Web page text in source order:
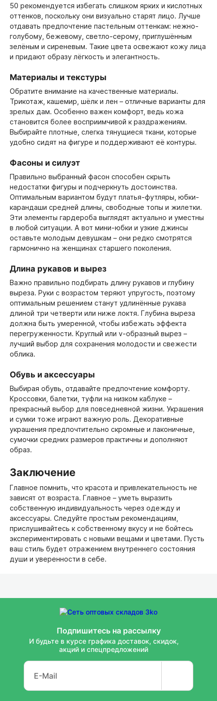
50 рекомендуется избегать слишком ярких и кислотных
оттенков, поскольку они визуально старят лицо. Лучше
отдавать предпочтение пастельным оттенкам: нежно-
голубому, бежевому, светло-серому, приглушённым
зелёным и сиреневым. Такие цвета освежают кожу лица
и придают образу лёгкость и элегантность.
Материалы и текстуры
Обратите внимание на качественные материалы.
Трикотаж, кашемир, шёлк и лен – отличные варианты для
зрелых дам. Особенно важен комфорт, ведь кожа
становится более восприимчивой к раздражениям.
Выбирайте плотные, слегка тянущиеся ткани, которые
удобно сидят на фигуре и поддерживают её контуры.
Фасоны и силуэт
Правильно выбранный фасон способен скрыть
недостатки фигуры и подчеркнуть достоинства.
Оптимальным вариантом будут платья-футляры, юбки-
карандаши средней длины, свободные топы и жилетки.
Эти элементы гардероба выглядят актуально и уместны
в любой ситуации. А вот мини-юбки и узкие джинсы
оставьте молодым девушкам – они редко смотрятся
гармонично на женщинах старшего поколения.
Длина рукавов и вырез
Важно правильно подбирать длину рукавов и глубину
выреза. Руки с возрастом теряют упругость, поэтому
оптимальным решением станут удлинённые рукава
длиной три четверти или ниже локтя. Глубина выреза
должна быть умеренной, чтобы избежать эффекта
перегруженности. Круглый или v-образный вырез –
лучший выбор для сохранения молодости и свежести
облика.
Обувь и аксессуары
Выбирая обувь, отдавайте предпочтение комфорту.
Кроссовки, балетки, туфли на низком каблуке –
прекрасный выбор для повседневной жизни. Украшения
и сумки тоже играют важную роль. Декоративные
украшения предпочтительно скромные и лаконичные,
сумочки средних размеров практичны и дополняют
образ.
Заключение
Главное помнить, что красота и привлекательность не
зависят от возраста. Главное – уметь выразить
собственную индивидуальность через одежду и
аксессуары. Следуйте простым рекомендациям,
прислушивайтесь к собственному вкусу и не бойтесь
экспериментировать с новыми вещами и цветами. Пусть
ваш стиль будет отражением внутреннего состояния
души и уверенности в себе.
Подпишитесь на рассылку
И будьте в курсе графика доставок, скидок,
акций и спецпредложений